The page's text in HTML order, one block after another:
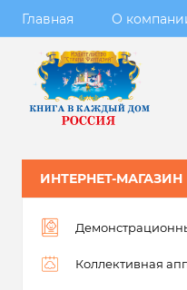
Главная О
ИНТЕРНЕТ-МАГАЗИН
Коллективная